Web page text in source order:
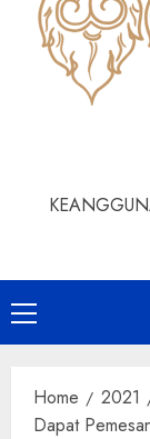
Home 2021
Dapat